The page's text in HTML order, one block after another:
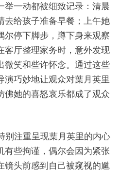
举一动都被细致记录：清晨
去给孩子准备早餐；上午她
尔停下脚步，蹲下身来观察
客厅整理家务时，意外发现
微笑和些许怀念。通过这些
演巧妙地让观众对葉月英里
佛她的喜怒哀乐都成了观众
别注重呈现葉月英里的内心
有些拘谨，偶尔会因为紧张
镜头前感到自己被窥视的尴